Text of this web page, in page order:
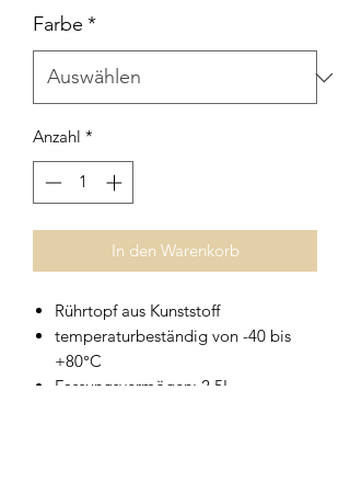
Farbe *
Anzahl *
In den Warenkorb
Rührtopf aus Kunststoff
temperaturbeständig von -40 bis
+80°C
Fassungsvermögen: 2,5L